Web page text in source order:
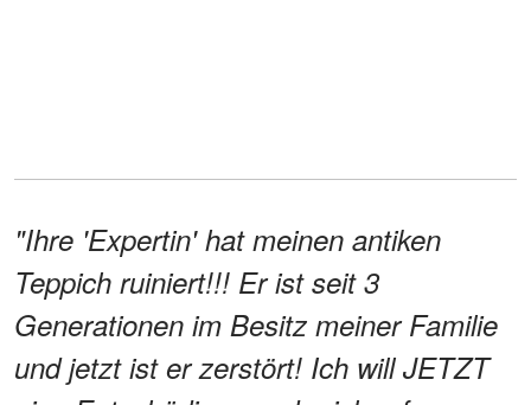
"Ihre 'Expertin' hat meinen antiken
Teppich ruiniert!!! Er ist seit 3
Generationen im Besitz meiner Familie
und jetzt ist er zerstört! Ich will JETZT